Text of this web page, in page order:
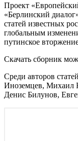
Проект
«Берлинский
статей известных
глобальным
путинское
Скачать сборник
Среди авторов
Иноземцев, Михаил
Денис Билунов,